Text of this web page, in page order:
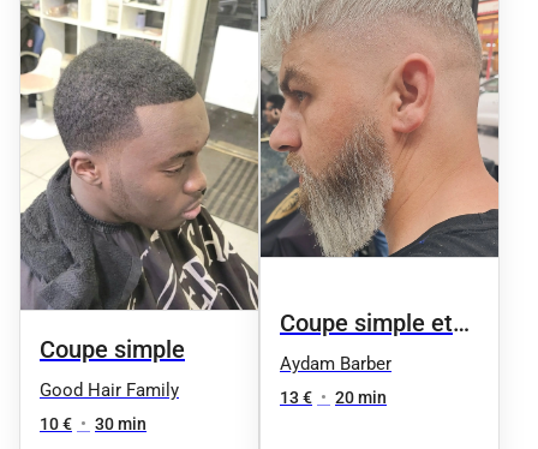
Coupe simple
Good Hair Family
10 € • 30 min
Coupe simple et
dégradé
Aydam Barber
13 € • 20 min